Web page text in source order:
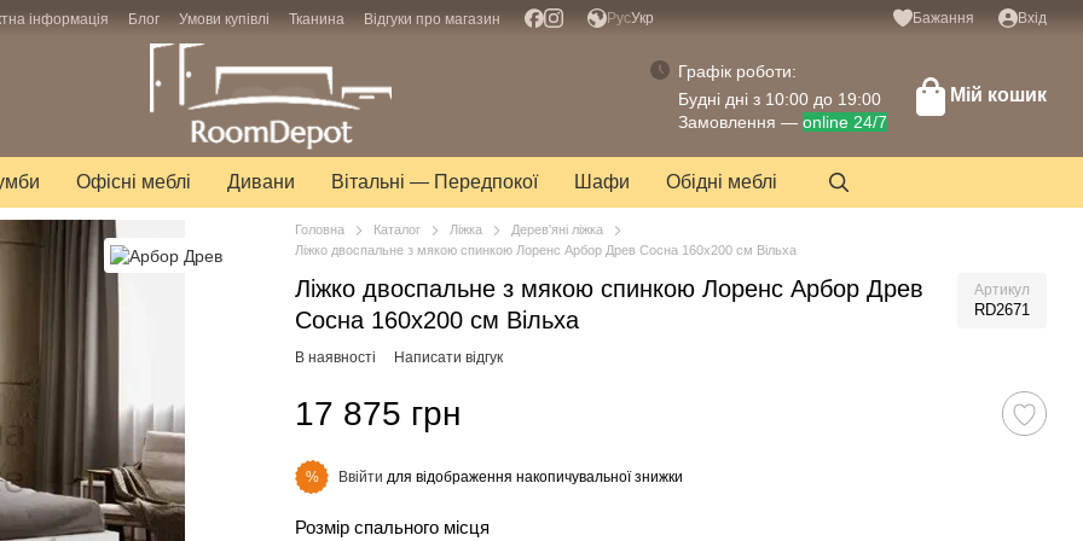
інформація Блог Умови купівлі Тканина Відгуки про магазин РусУкр Бажання Вхід
Графік роботи:
Будні дні з 10:00 до 19:00
Замовлення — online 24/7
Мій кошик
Офісні меблі Дивани Вітальні — Передпокої Шафи Обідні меблі
Головна Каталог Ліжка
Дерев'яні ліжка
Ліжко двоспальне з мякою спинкою Лоренс Арбор Древ Сосна 160х200 см Вільха
Ліжко двоспальне з мякою спинкою Лоренс Арбор Древ
Сосна 160х200 см Вільха
Артикул
RD2671
В наявності Написати відгук
17 875 грн
% Ввійти для відображення накопичувальної знижки
Розмір спального місця